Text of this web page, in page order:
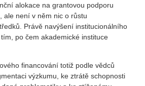
alokace na grantovou podporu
ale není v něm nic o růstu
Právě navýšení institucionálního
po čem akademické instituce
financování totiž podle vědců
výzkumu, ke ztrátě schopnosti